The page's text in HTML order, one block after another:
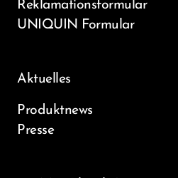
Reklamationsformular
UNIQUIN Formular
Aktuelles
Produktnews
Presse